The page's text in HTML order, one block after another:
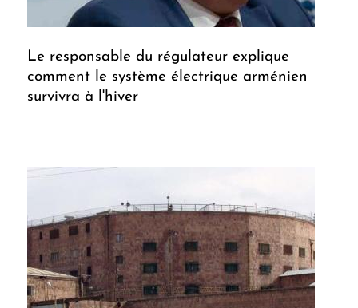
Le responsable du régulateur explique
comment le système électrique arménien
survivra à l'hiver